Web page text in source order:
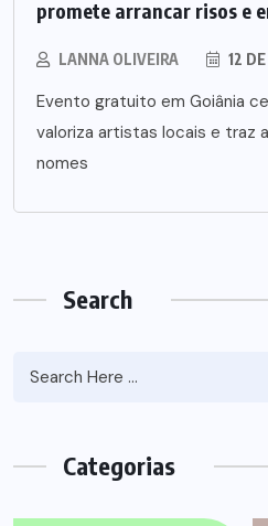
promete arrancar risos e
LANNA OLIVEIRA 12
Evento gratuito em Goiânia
valoriza artistas locais e traz
nomes
Search
Categorias